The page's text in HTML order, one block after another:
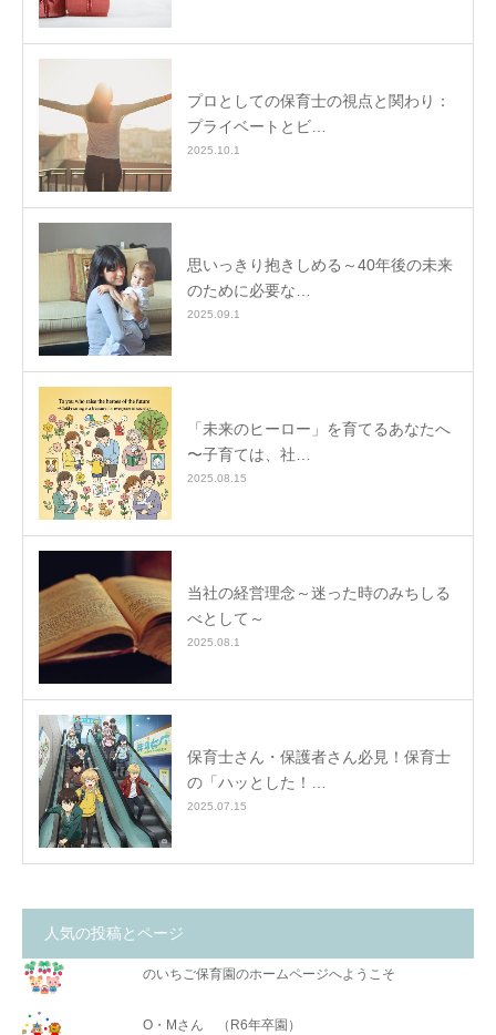
プロとしての保育士の視点と関わり：
プライベートとビ…
2025.10.1
思いっきり抱きしめる～40年後の未来
のために必要な…
2025.09.1
「未来のヒーロー」を育てるあなたへ
〜子育ては、社…
2025.08.15
当社の経営理念～迷った時のみちしる
べとして～
2025.08.1
保育士さん・保護者さん必見！保育士
の「ハッとした！…
2025.07.15
人気の投稿とページ
のいちご保育園のホームページへようこそ
O・Mさん （R6年卒園）